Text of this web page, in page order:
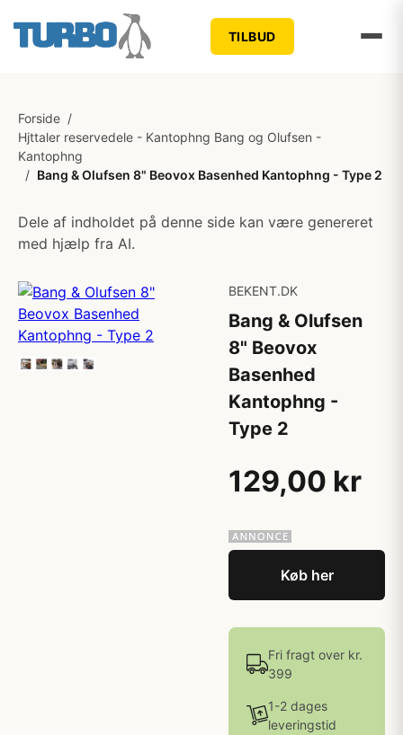
TILBUD
Forside /
Hjttaler reservedele - Kantophng Bang og Olufsen -
Kantophng
/ Bang & Olufsen 8" Beovox Basenhed Kantophng - Type 2
Dele af indholdet på denne side kan være genereret
med hjælp fra AI.
BEKENT.DK
Bang & Olufsen
8" Beovox
Basenhed
Kantophng -
Type 2
129,00 kr
Køb her
Fri fragt over kr.
399
1-2 dages
leveringstid